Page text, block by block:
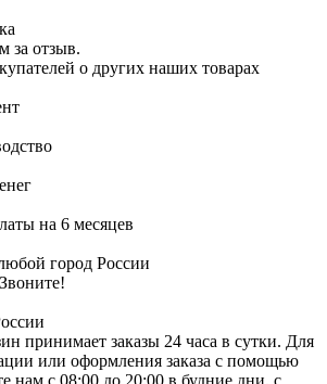
за отзыв.
о других наших товарах
на 6 месяцев
город России
принимает заказы 24 часа в сутки. Для
или оформления заказа с помощью
нам с 08:00 до 20:00 в будние дни, с